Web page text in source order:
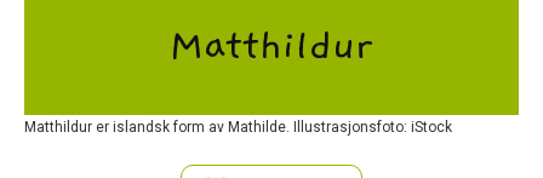
Matthildur
Matthildur er islandsk form av Mathilde. Illustrasjonsfoto: iStock